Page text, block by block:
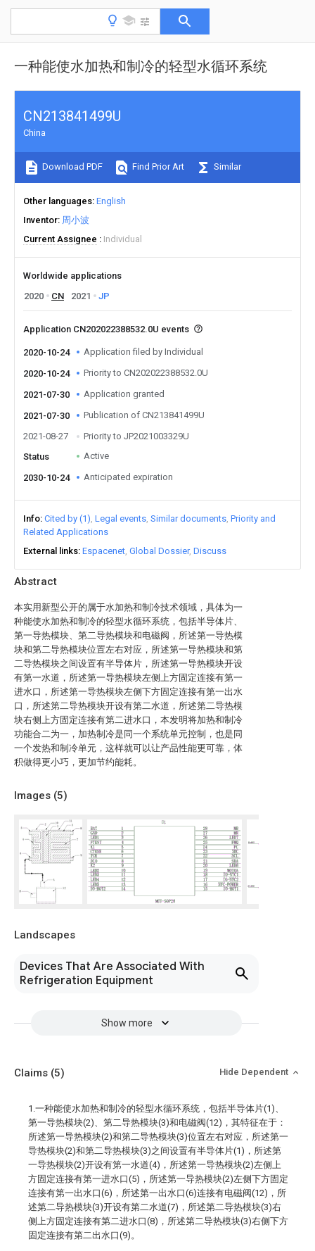
一种能使水加热和制冷的轻型水循环系统
Abstract
本实用新型公开的属于水加热和制冷技术领域，具体为一
种能使水加热和制冷的轻型水循环系统，包括半导体片、
第一导热模块、第二导热模块和电磁阀，所述第一导热模
块和第二导热模块位置左右对应，所述第一导热模块和第
二导热模块之间设置有半导体片，所述第一导热模块开设
有第一水道，所述第一导热模块左侧上方固定连接有第一
进水口，所述第一导热模块左侧下方固定连接有第一出水
口，所述第二导热模块开设有第二水道，所述第二导热模
块右侧上方固定连接有第二进水口，本发明将加热和制冷
功能合二为一，加热制冷是同一个系统单元控制，也是同
一个发热和制冷单元，这样就可以让产品性能更可靠，体
积做得更小巧，更加节约能耗。
Images (5)
Landscapes
Devices That Are Associated With
Refrigeration Equipment
Show more
CN213841499U
China
Download PDF Find Prior Art Similar
Other languages English
Inventor 周小波
Current Assignee
Individual
Worldwide applications
2020
CN 2021 JP
Application CN202022388532.0U events
2020-10-24 Application filed by Individual
2020-10-24 Priority to CN202022388532.0U
2021-07-30 Application granted
2021-07-30
Publication of CN213841499U
2021-08-27
Priority to JP2021003329U
Status
Active
2030-10-24 Anticipated expiration
Info Cited by (1) Legal events Similar documents Priority and
Related Applications
External links Espacenet Global Dossier Discuss
Claims (5) Hide Dependent
1.一种能使水加热和制冷的轻型水循环系统，包括半导体片(1)、
第一导热模块(2)、第二导热模块(3)和电磁阀(12)，其特征在于：
所述第一导热模块(2)和第二导热模块(3)位置左右对应，所述第一
导热模块(2)和第二导热模块(3)之间设置有半导体片(1)，所述第
一导热模块(2)开设有第一水道(4)，所述第一导热模块(2)左侧上
方固定连接有第一进水口(5)，所述第一导热模块(2)左侧下方固定
连接有第一出水口(6)，所述第一出水口(6)连接有电磁阀(12)，所
述第二导热模块(3)开设有第二水道(7)，所述第二导热模块(3)右
侧上方固定连接有第二进水口(8)，所述第二导热模块(3)右侧下方
固定连接有第二出水口(9)。